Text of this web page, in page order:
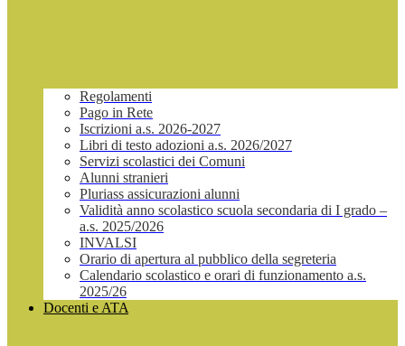
Regolamenti
Pago in Rete
Iscrizioni a.s. 2026-2027
Libri di testo adozioni a.s. 2026/2027
Servizi scolastici dei Comuni
Alunni stranieri
Pluriass assicurazioni alunni
Validità anno scolastico scuola secondaria di I grado –
a.s. 2025/2026
INVALSI
Orario di apertura al pubblico della segreteria
Calendario scolastico e orari di funzionamento a.s.
2025/26
Docenti e ATA